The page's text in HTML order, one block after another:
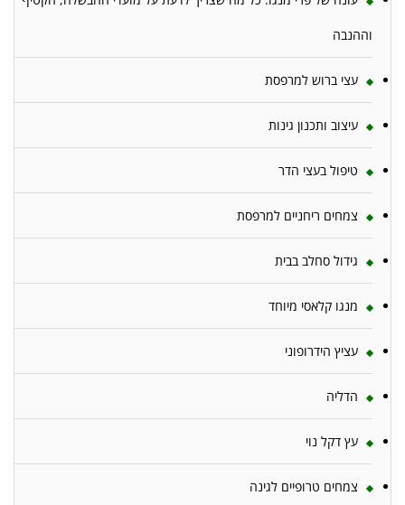
וההנבה
עצי ברוש למרפסת
עיצוב ותכנון גינות
טיפול בעצי הדר
צמחים ריחניים למרפסת
גידול סחלב בבית
מנגו קלאסי מיוחד
עציץ הידרופוני
הדליה
עץ דקל נוי
צמחים טרופיים לגינה